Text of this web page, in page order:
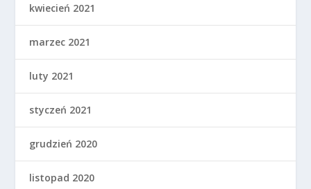
kwiecień 2021
marzec 2021
luty 2021
styczeń 2021
grudzień 2020
listopad 2020